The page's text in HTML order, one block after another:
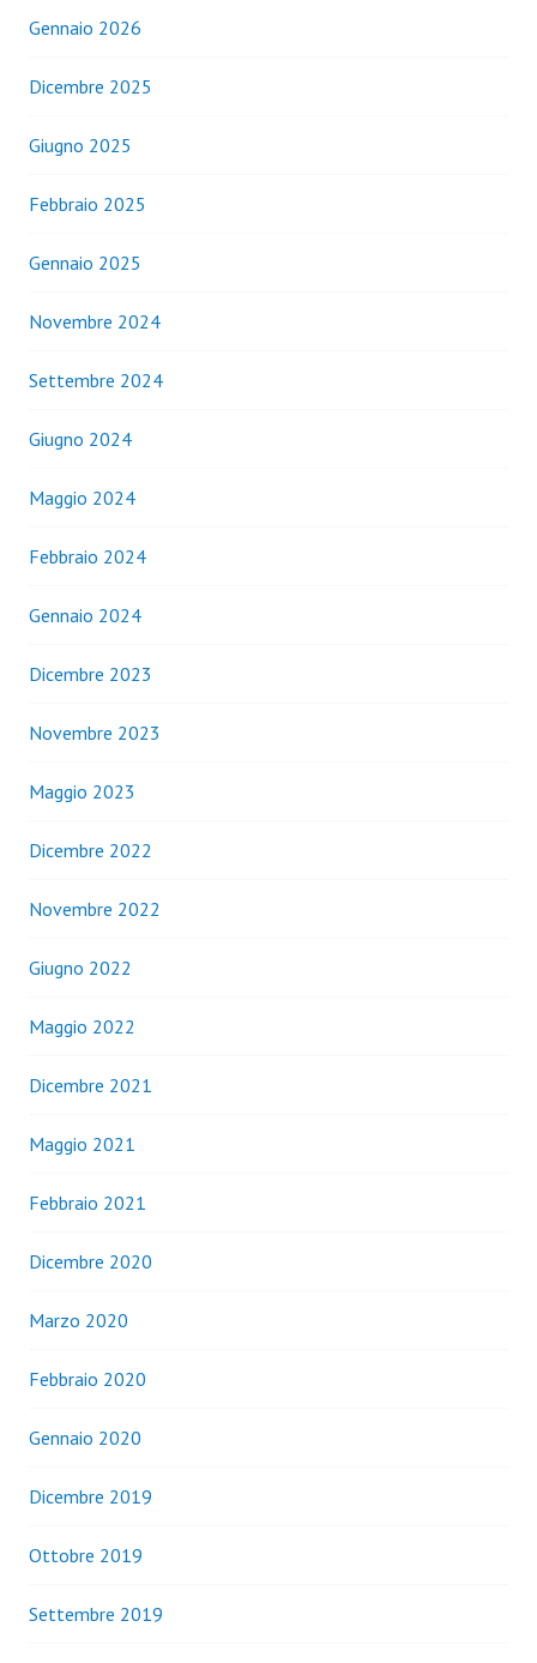
Gennaio 2026
Dicembre 2025
Giugno 2025
Febbraio 2025
Gennaio 2025
Novembre 2024
Settembre 2024
Giugno 2024
Maggio 2024
Febbraio 2024
Gennaio 2024
Dicembre 2023
Novembre 2023
Maggio 2023
Dicembre 2022
Novembre 2022
Giugno 2022
Maggio 2022
Dicembre 2021
Maggio 2021
Febbraio 2021
Dicembre 2020
Marzo 2020
Febbraio 2020
Gennaio 2020
Dicembre 2019
Ottobre 2019
Settembre 2019